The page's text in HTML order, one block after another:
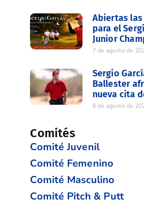
Abiertas
para el
Junior
7 de agosto de
Sergio
Ballester
nueva cita
6 de agosto de
Comités
Comité Juvenil
Comité Femenino
Comité Masculino
Comité Pitch & Putt